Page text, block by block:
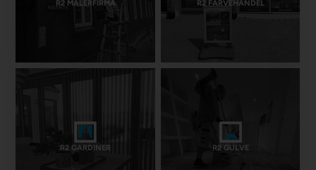
R2 MALERFIRMA R2 FARVEHANDEL
R2 GARDINER R2 GULVE